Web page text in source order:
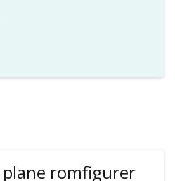
romfigurer